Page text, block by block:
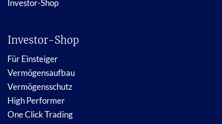
Investor-Shop
Investor-Shop
Für Einsteiger
Vermögensaufbau
Vermögensschutz
High Performer
One Click Trading